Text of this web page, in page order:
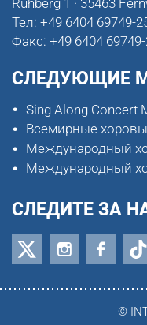
Тел: +49 6404 69749-
Факс: +49 6404
СЛЕДУЮЩИЕ
Sing Along Concert
Всемирные
Международный
СЛЕДИТЕ ЗА
©